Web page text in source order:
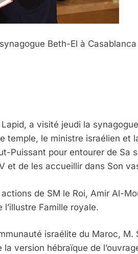
Beth-El à Casablanca
a visité jeudi la
temple, le ministre israélien et
Puissant pour entourer de Sa
et de les accueillir dans Son
de SM le Roi, Amir Al-
l’illustre Famille royale.
israélite du Maroc, M.
version hébraïque de
Selon Le Rapport D’ADL